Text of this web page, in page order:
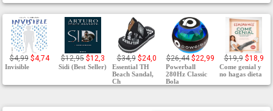
$4,99 $4,74
Invisible
$12,95 $12,3
Sidi (Best Seller)
$34,9 $24,0
Essential TH
Beach Sandal,
Ch
$26,44 $22,99
Powerball
280Hz Classic
Bola
$19,9 $18,9
Come genial y
no hagas dieta